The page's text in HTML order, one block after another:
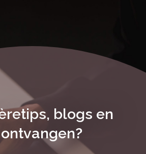
blogs en